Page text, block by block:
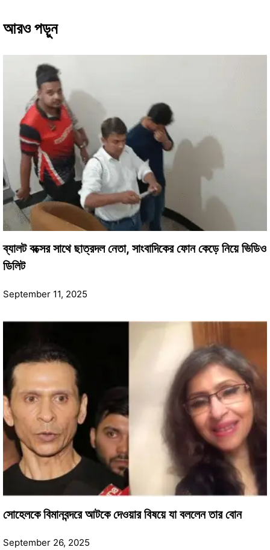
আরও পড়ুন
ব্যালট বক্সের সাথে ছাত্রদল নেতা, সাংবাদিকের ফোন কেড়ে নিয়ে ভিডিও
ডিলিট
September 11, 2025
সোহেলকে বিমানবন্দরে আটকে দেওয়ার বিষয়ে যা বললেন তার বোন
September 26, 2025